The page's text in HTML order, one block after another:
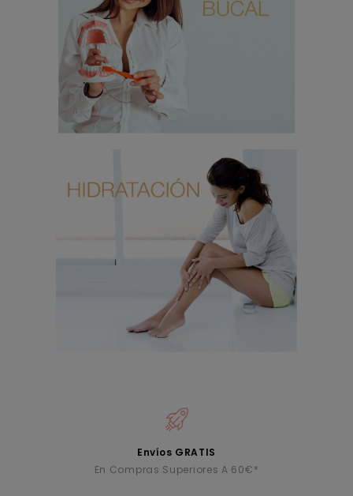
Envíos GRATIS
En Compras Superiores A 60€*